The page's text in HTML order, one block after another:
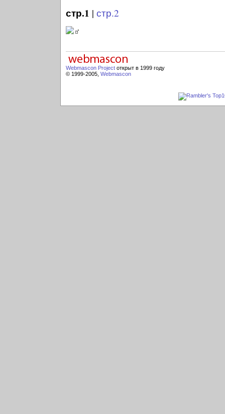
стр.1 | стр.2
Webmascon Project открыт в 1999 году
© 1999-2005, Webmascon